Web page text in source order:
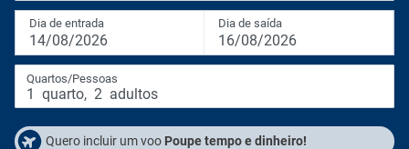
Dia de entrada
14/08/2026
Dia de saída
16/08/2026
Quartos/Pessoas
1 quarto, 2 adultos
Quero incluir um voo Poupe tempo e dinheiro!